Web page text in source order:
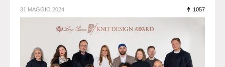
31 MAGGIO 2024 1057